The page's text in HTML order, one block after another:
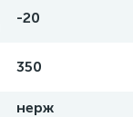
-20
350
нерж